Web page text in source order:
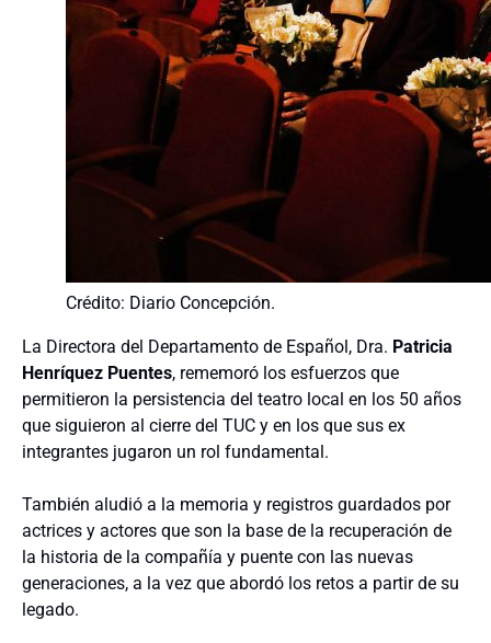
Crédito: Diario Concepción.
La Directora del Departamento de Español, Dra. Patricia
Henríquez Puentes, rememoró los esfuerzos que
permitieron la persistencia del teatro local en los 50 años
que siguieron al cierre del TUC y en los que sus ex
integrantes jugaron un rol fundamental.
También aludió a la memoria y registros guardados por
actrices y actores que son la base de la recuperación de
la historia de la compañía y puente con las nuevas
generaciones, a la vez que abordó los retos a partir de su
legado.